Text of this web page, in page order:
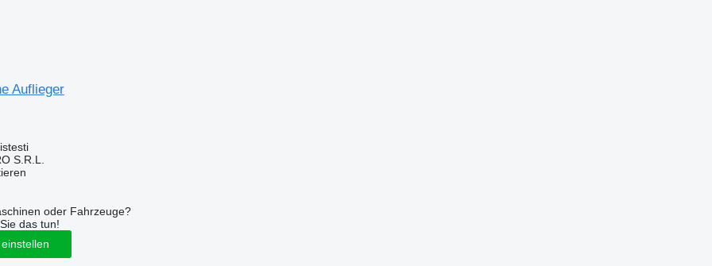
Auflieger
S.R.L.
oder Fahrzeuge?
das tun!